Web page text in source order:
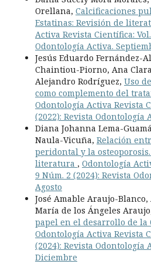
Orellana, Calcificaciones
Estatinas: Revisión de
Activa Revista Científica:
Odontología Activa.
Jesús Eduardo Fernández-
Chaintiou-Piorno, Ana
Alejandro Rodríguez, Uso
como complemento del
Odontología Activa Revista
(2022): Revista Odontología
Diana Johanna Lema-
Naula-Vicuña, Relación
peridontal y la
literatura , Odontología
9 Núm. 2 (2024): Revista
Agosto
José Amable Araujo-
María de los Ángeles
papel en el desarrollo de la
Odontología Activa Revista
(2024): Revista Odontología
Diciembre